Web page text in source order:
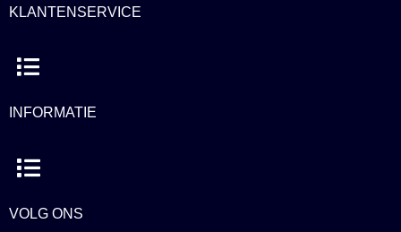
KLANTENSERVICE
Menu
INFORMATIE
Menu
VOLG ONS